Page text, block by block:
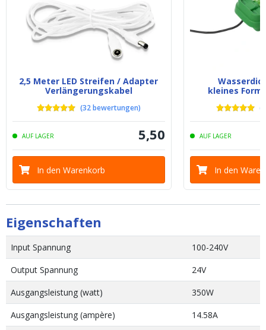
2,5 Meter LED Streifen / Adapter
Verlängerungskabel
(32bewertungen)
AUF LAGER 5,50
In den Warenkorb
kleines
(
AUF LAGER
In den
Eigenschaften
Input Spannung
100-240V
Output Spannung
24V
Ausgangsleistung (watt)
350W
Ausgangsleistung (ampère)
14.58A